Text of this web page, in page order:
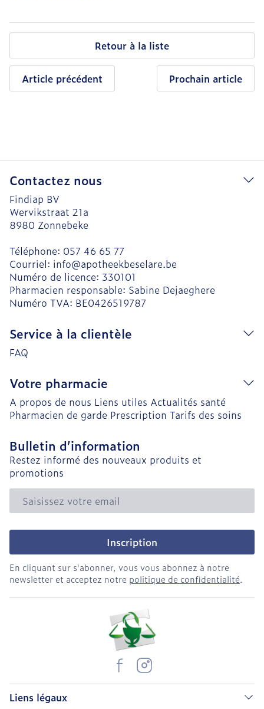
Retour à la liste
Article précédent Prochain article
Contactez nous
Findiap BV
Wervikstraat 21a
8980 Zonnebeke
Téléphone: 057 46 65 77
Courriel: info@apotheekbeselare.be
Numéro de licence: 330101
Pharmacien responsable: Sabine Dejaeghere
Numéro TVA: BE0426519787
Service à la clientèle
FAQ
Votre pharmacie
A propos de nous Liens utiles Actualités santé
Pharmacien de garde Prescription Tarifs des soins
Bulletin d’information
Restez informé des nouveaux produits et
promotions
Adresse mail
Inscription
En cliquant sur s'abonner, vous vous abonnez à notre
newsletter et acceptez notre politique de confidentialité.
Liens légaux